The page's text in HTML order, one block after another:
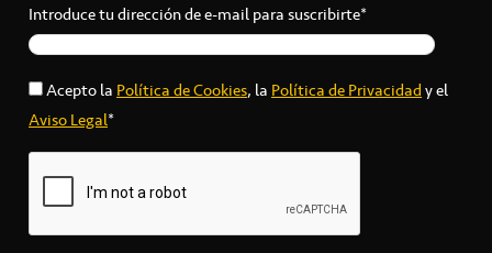
Introduce tu dirección de e-mail para suscribirte*
Acepto laPolítica de Cookies, laPolítica de Privacidady el
Aviso Legal*